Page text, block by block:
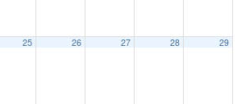
25 26 27 28 29